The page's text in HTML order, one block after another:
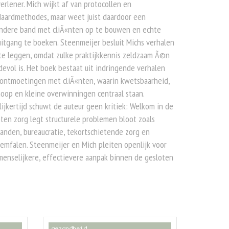
Mich wijkt af van protocollen en
maar weet juist daardoor een
band met cliÃ«nten op te bouwen en echte
te boeken. Steenmeijer besluit Michs verhalen
leggen, omdat zulke praktijkkennis zeldzaam Ã©n
is. Het boek bestaat uit indringende verhalen
met cliÃ«nten, waarin kwetsbaarheid,
en kleine overwinningen centraal staan.
schuwt de auteur geen kritiek: Welkom in de
zorg legt structurele problemen bloot zoals
bureaucratie, tekortschietende zorg en
Steenmeijer en Mich pleiten openlijk voor
effectievere aanpak binnen de gesloten